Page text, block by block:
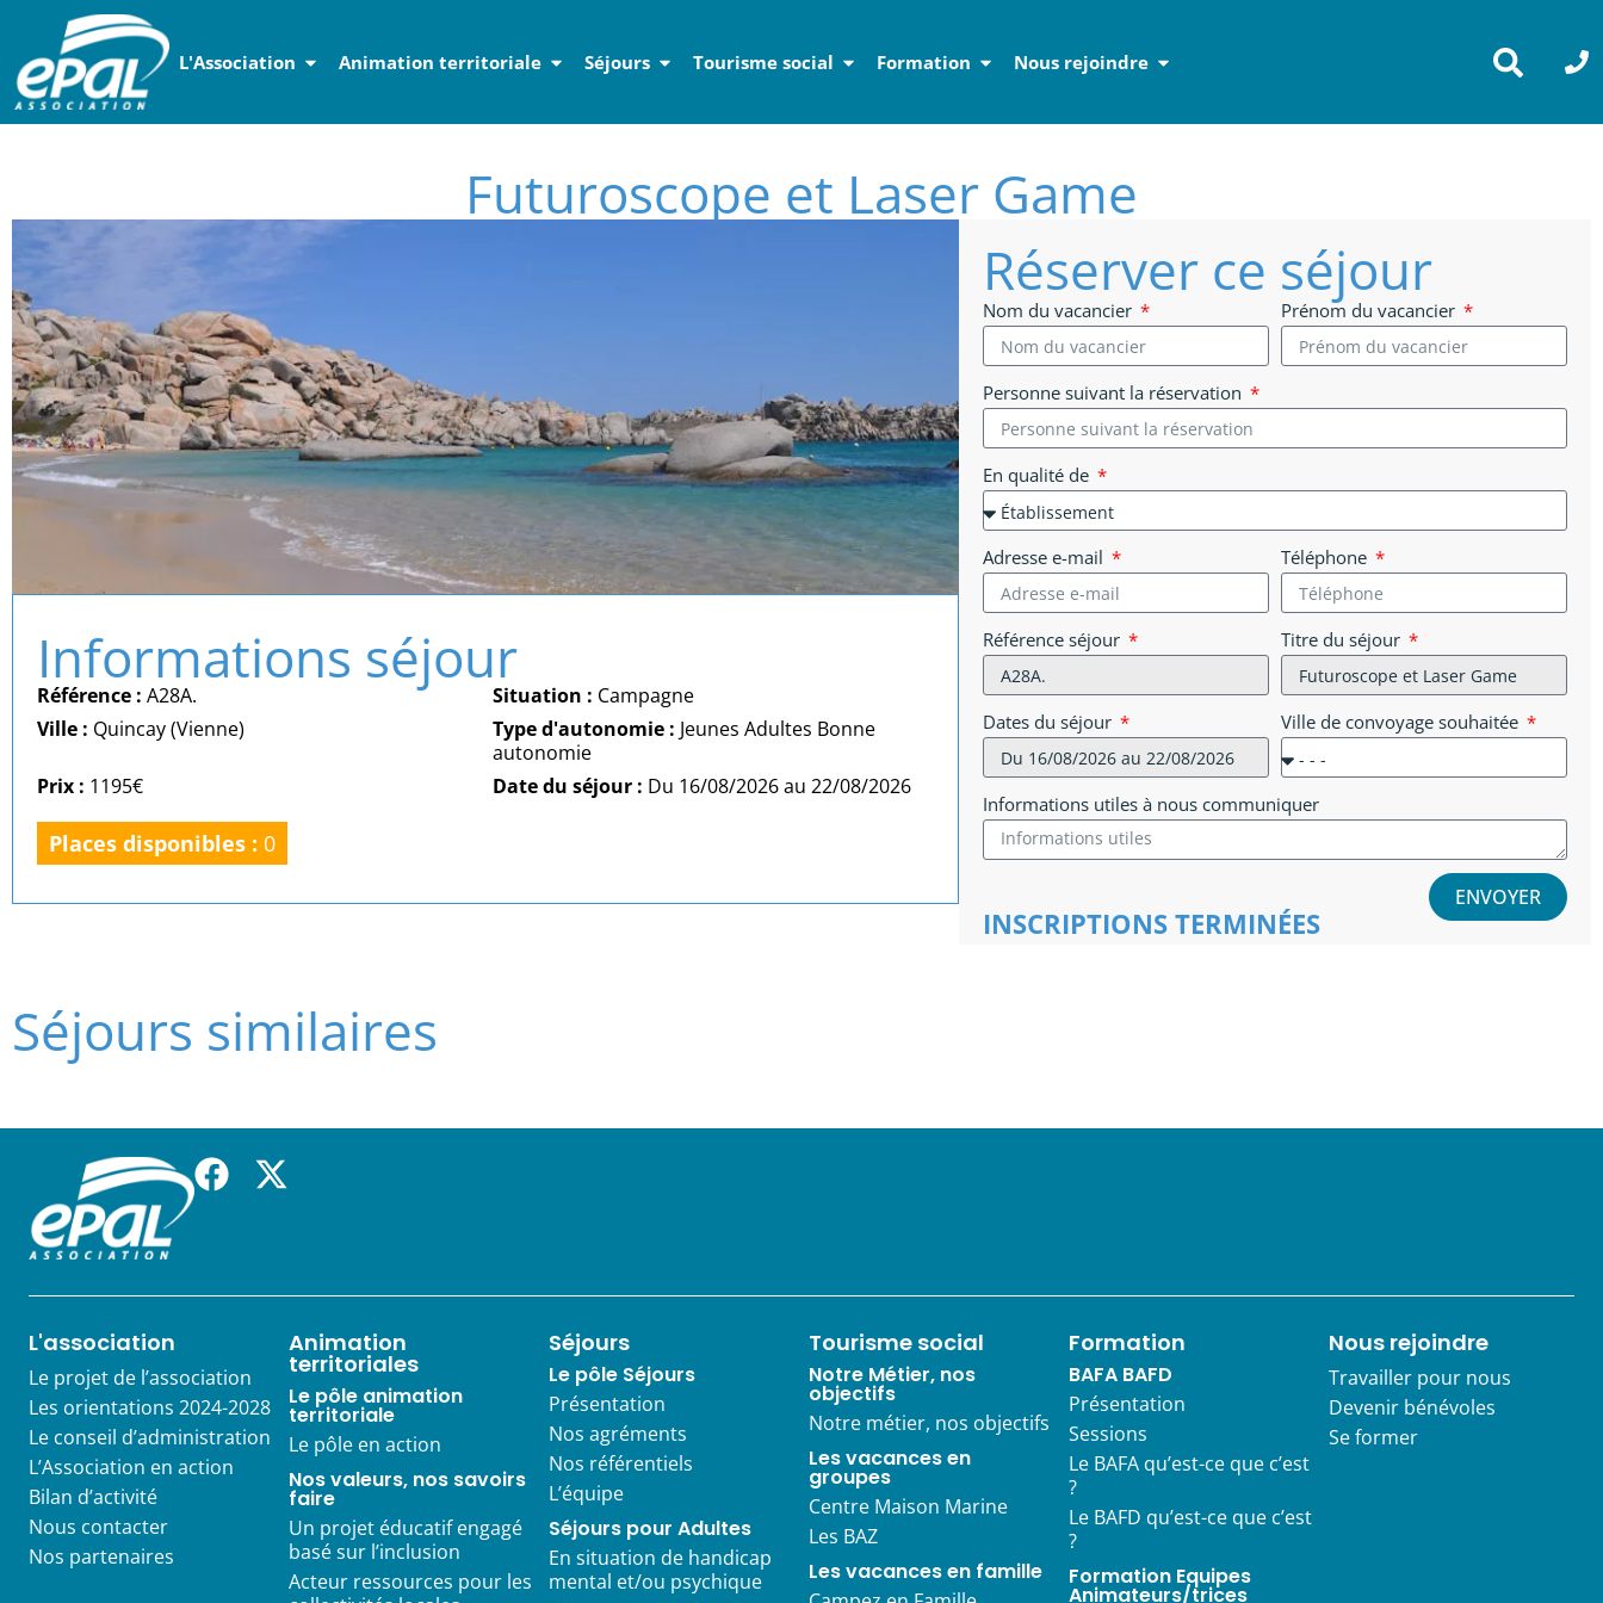
L'Association Animation territoriale Séjours Tourisme social Formation Nous rejoindre
Futuroscope et Laser Game
Informations séjour
Référence : A28A. Situation : Campagne
Ville : Quincay (Vienne) Type d'autonomie : Jeunes Adultes Bonne
autonomie
Prix : 1195€ Date du séjour : Du 16/08/2026 au 22/08/2026
Places disponibles : 0
Réserver ce séjour
Nom du vacancier Prénom du vacancier
Personne suivant la réservation
En qualité de
Adresse e-mail Téléphone
Référence séjour Titre du séjour
Dates du séjour Ville de convoyage souhaitée
Informations utiles à nous communiquer
ENVOYER
INSCRIPTIONS TERMINÉES
Séjours similaires
L'association
Le projet de l’association
Les orientations 2024-2028
Le conseil d’administration
L’Association en action
Bilan d’activité
Nous contacter
Nos partenaires
Animation
territoriales
Le pôle animation
territoriale
Le pôle en action
Nos valeurs, nos savoirs
faire
Un projet éducatif engagé
basé sur l’inclusion
Acteur ressources pour les
Séjours
Le pôle Séjours
Présentation
Nos agréments
Nos référentiels
L’équipe
Séjours pour Adultes
En situation de handicap
mental et/ou psychique
Tourisme social
Notre Métier, nos
objectifs
Notre métier, nos objectifs
Les vacances en
groupes
Centre Maison Marine
Les BAZ
Les vacances en famille
Formation
BAFA BAFD
Présentation
Sessions
Le BAFA qu’est-ce que c’est
?
Le BAFD qu’est-ce que c’est
?
Formation Equipes
Animateurs/trices
Nous rejoindre
Travailler pour nous
Devenir bénévoles
Se former
Panneau de gestion des cookies